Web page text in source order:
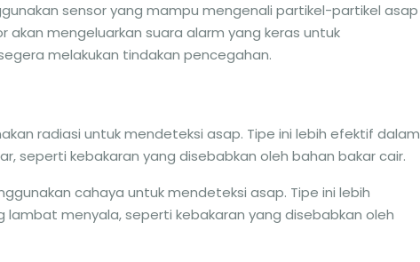
sensor yang mampu mengenali partikel-partikel asap
mengeluarkan suara alarm yang keras untuk
melakukan tindakan pencegahan.
radiasi untuk mendeteksi asap. Tipe ini lebih efektif dalam
seperti kebakaran yang disebabkan oleh bahan bakar cair.
cahaya untuk mendeteksi asap. Tipe ini lebih
menyala, seperti kebakaran yang disebabkan oleh